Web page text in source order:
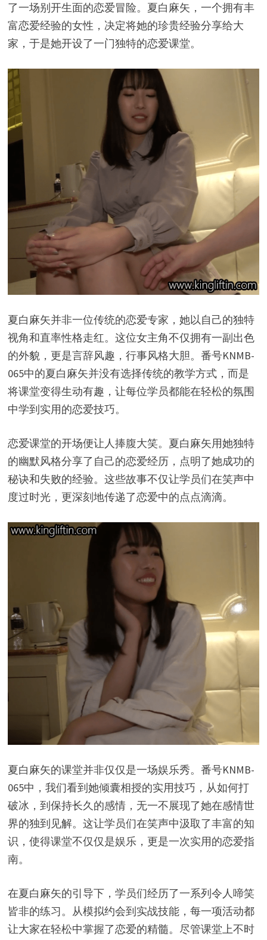
了一场别开生面的恋爱冒险。夏白麻矢，一个拥有丰
富恋爱经验的女性，决定将她的珍贵经验分享给大
家，于是她开设了一门独特的恋爱课堂。
夏白麻矢并非一位传统的恋爱专家，她以自己的独特
视角和直率性格走红。这位女主角不仅拥有一副出色
的外貌，更是言辞风趣，行事风格大胆。番号KNMB-
065中的夏白麻矢并没有选择传统的教学方式，而是
将课堂变得生动有趣，让每位学员都能在轻松的氛围
中学到实用的恋爱技巧。
恋爱课堂的开场便让人捧腹大笑。夏白麻矢用她独特
的幽默风格分享了自己的恋爱经历，点明了她成功的
秘诀和失败的经验。这些故事不仅让学员们在笑声中
度过时光，更深刻地传递了恋爱中的点点滴滴。
夏白麻矢的课堂并非仅仅是一场娱乐秀。番号KNMB-
065中，我们看到她倾囊相授的实用技巧，从如何打
破冰，到保持长久的感情，无一不展现了她在感情世
界的独到见解。这让学员们在笑声中汲取了丰富的知
识，使得课堂不仅仅是娱乐，更是一次实用的恋爱指
南。
在夏白麻矢的引导下，学员们经历了一系列令人啼笑
皆非的练习。从模拟约会到实战技能，每一项活动都
让大家在轻松中掌握了恋爱的精髓。尽管课堂上不时